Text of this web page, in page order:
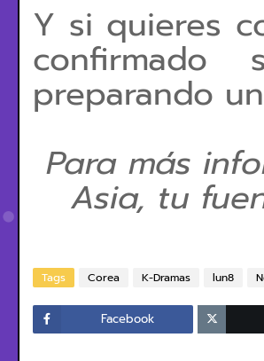
Y si quieres
preparando
Para más
Asia, tu
Tags Corea K-Dramas lun8
Facebook